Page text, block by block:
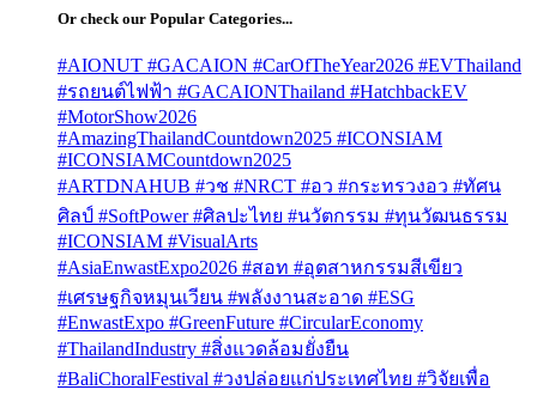
Or check our Popular Categories...
#AIONUT #GACAION #CarOfTheYear2026 #EVThailand
#รถยนต์ไฟฟ้า #GACAIONThailand #HatchbackEV
#MotorShow2026
#AmazingThailandCountdown2025 #ICONSIAM
#ICONSIAMCountdown2025
#ARTDNAHUB #วช #NRCT #อว #กระทรวงอว #ทัศน
ศิลป์ #SoftPower #ศิลปะไทย #นวัตกรรม #ทุนวัฒนธรรม
#ICONSIAM #VisualArts
#AsiaEnwastExpo2026 #สอท #อุตสาหกรรมสีเขียว
#เศรษฐกิจหมุนเวียน #พลังงานสะอาด #ESG
#EnwastExpo #GreenFuture #CircularEconomy
#ThailandIndustry #สิ่งแวดล้อมยั่งยืน
#BaliChoralFestival #วงปล่อยแก่ประเทศไทย #วิจัยเพื่อ